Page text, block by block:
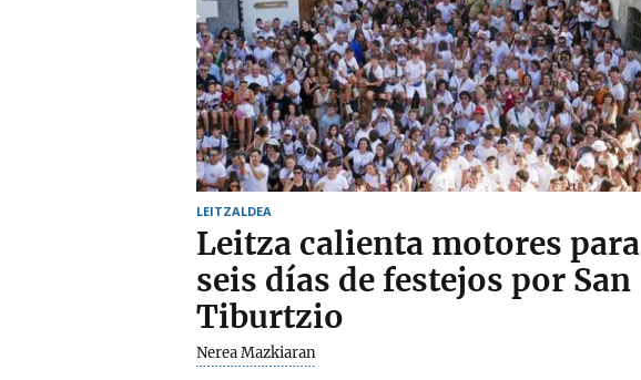
LEITZALDEA
Leitza calienta motores para
seis días de festejos por San
Tiburtzio
Nerea Mazkiaran